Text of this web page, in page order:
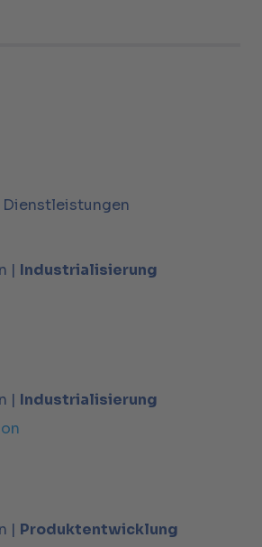
Dienstleistungen
| Industrialisierung
| Industrialisierung
| Produktentwicklung